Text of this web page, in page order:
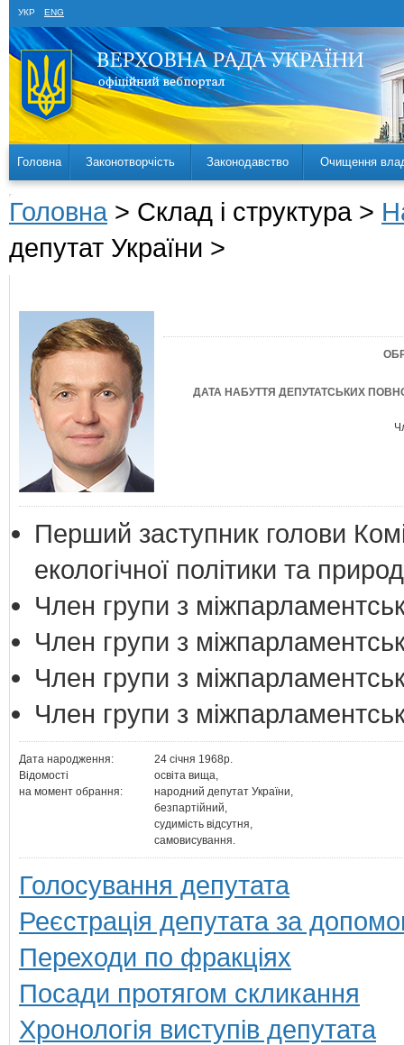
УКР ENG
Головна Законотворчість Законодавство Очищення
Головна > Склад і структура >
депутат України >
ДАТА НАБУТТЯ ДЕПУТАТСЬКИХ
Перший заступник голови
екологічної політики та
Член групи з
Член групи з
Член групи з
Член групи з
Дата народження:
24 січня 1968р.
Відомості
на момент обрання:
освіта вища,
народний депутат України,
безпартійний,
судимість відсутня,
самовисування.
Голосування депутата
Реєстрація депутата за
Переходи по фракціях
Посади протягом скликання
Хронологія виступів депутата